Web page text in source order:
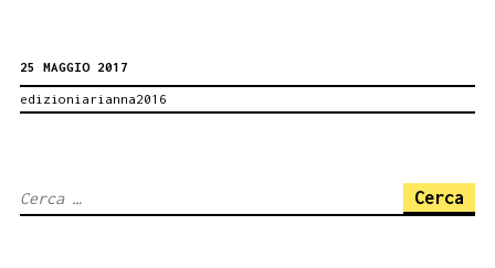
25 MAGGIO 2017
edizioniarianna2016
Ricerca